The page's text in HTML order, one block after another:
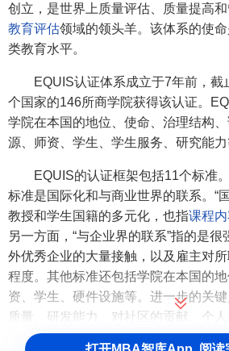
创立，是世界上质量评估、质量提高
教育评估领域的领头羊。该体系的使
类教育水平。
EQUIS认证体系成立于7年前，截
个国家的146所商学院获得该认证。
学院在本国的地位、使命、治理结构
源、师资、学生、学生服务、研究能力
EQUIS的认证框架包括11个标准。
标准是国际化和与商业世界的联系。“
教授和学生国籍的多元化，也指课程
另一方面，“与企业界的联系”指的是
外优秀企业的大量接触，以及雇主对
程度。其他标准还包括学院在本国的
资、学生、硬件设施等。进一步的关
质量、研发能力、对社区的贡献、个
员的教育等。